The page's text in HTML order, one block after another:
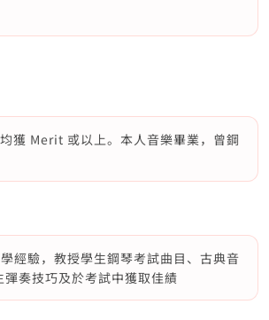
獲 Merit 或以上。本人音樂畢業，曾鋼
經驗，教授學生鋼琴考試曲目、古典音
奏技巧及於考試中獲取佳績